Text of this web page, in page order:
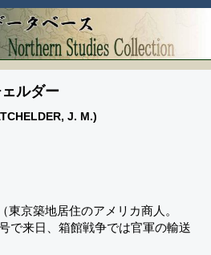
ルダー
J. M.)
東京築地居住のアメリカ商人。
で来日、箱館戦争では官軍の輸送